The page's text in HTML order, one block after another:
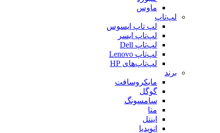
ماوس
لپ‌تاپ
لپ تاپ ایسوس
لپ‌تاپ ایسر
لپ‌تاپ Dell
لپ‌تاپ Lenovo
لپ‌تاپ‌های HP
برند
مایکروسافت
گوگل
سامسونگ
متا
اینتل
انویدیا